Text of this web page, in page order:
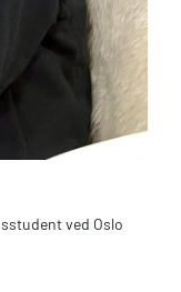
ved Oslo